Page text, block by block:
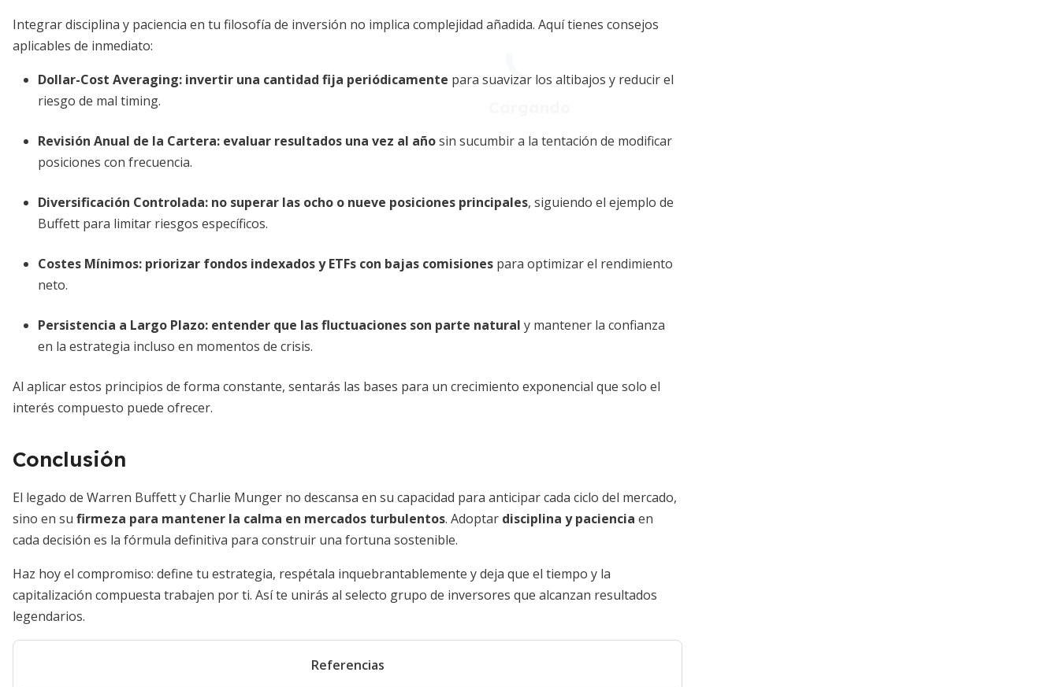
Integrar disciplina y paciencia en tu filosofía de inversión no implica complejidad añadida. Aquí tienes consejos
aplicables de inmediato:
Dollar-Cost Averaging: invertir una cantidad fija periódicamente para suavizar los altibajos y reducir el
riesgo de mal timing.
Revisión Anual de la Cartera: evaluar resultados una vez al añosin sucumbir a la tentación de modificar
posiciones con frecuencia.
Diversificación Controlada: no superar las ocho o nueve posiciones principales, siguiendo el ejemplo de
Buffett para limitar riesgos específicos.
Costes Mínimos: priorizar fondos indexados y ETFs con bajas comisiones para optimizar el rendimiento
neto.
Persistencia a Largo Plazo: entender que las fluctuaciones son parte natural y mantener la confianza
en la estrategia incluso en momentos de crisis.
Al aplicar estos principios de forma constante, sentarás las bases para un crecimiento exponencial que solo el
interés compuesto puede ofrecer.
Conclusión
El legado de Warren Buffett y Charlie Munger no descansa en su capacidad para anticipar cada ciclo del mercado,
sino en su firmeza para mantener la calma en mercados turbulentos. Adoptar disciplina y paciencia en
cada decisión es la fórmula definitiva para construir una fortuna sostenible.
Haz hoy el compromiso: define tu estrategia, respétala inquebrantablemente y deja que el tiempo y la
capitalización compuesta trabajen por ti. Así te unirás al selecto grupo de inversores que alcanzan resultados
legendarios.
Referencias